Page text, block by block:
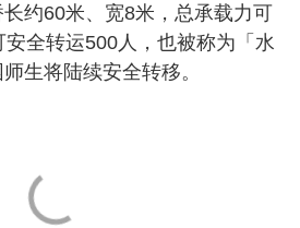
约60米、宽8米，总承载力可
全转运500人，也被称为「水
生将陆续安全转移。